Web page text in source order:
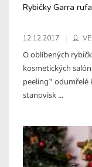
Rybičky Garra
12.12.2017
O oblíbených
kosmetických
peeling" odumřelé
stanovisk ...